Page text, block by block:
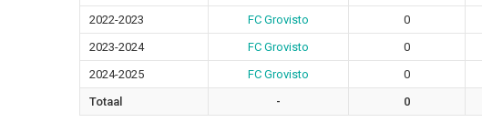
2022-2023
FC Grovisto 0
2023-2024
FC Grovisto 0
2024-2025
FC Grovisto 0
Totaal
- 0